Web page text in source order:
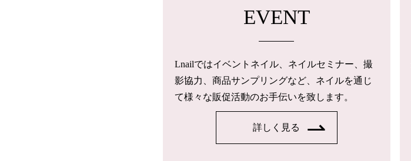
EVENT
Lnailではイベントネイル、ネイルセミナー、撮
影協力、商品サンプリングなど、ネイルを通じ
て様々な販促活動のお手伝いを致します。
詳しく見る